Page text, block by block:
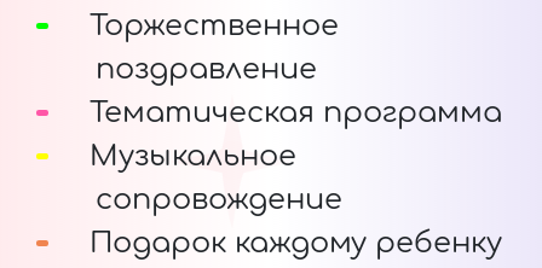
Торжественное
поздравление
Тематическая программа
Музыкальное
сопровождение
Подарок каждому ребенку